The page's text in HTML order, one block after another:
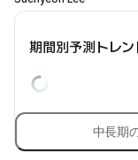
期間別予測トレ
中長期